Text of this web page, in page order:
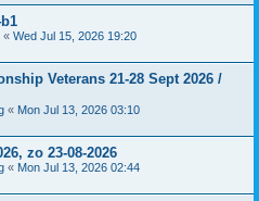
« Wed Jul 15, 2026 19:20
Veterans 21-28 Sept 2026 /
« Mon Jul 13, 2026 03:10
zo 23-08-2026
« Mon Jul 13, 2026 02:44